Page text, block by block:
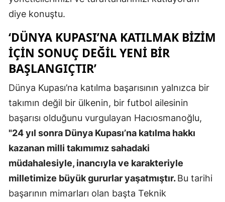
Manisa
Muş
Nevşehir
Ordu
diye konuştu.
‘DÜNYA KUPASI’NA KATILMAK BIZIM
IÇIN SONUÇ DEĞIL YENI BIR
BAŞLANGIÇTIR’
Dünya Kupası’na katılma başarısının yalnızca bir
takımın değil bir ülkenin, bir futbol ailesinin
başarısı olduğunu vurgulayan Hacıosmanoğlu,
"24 yıl sonra Dünya Kupası’na katılma hakkı
kazanan milli takımımız sahadaki
müdahalesiyle, inancıyla ve karakteriyle
milletimize büyük gururlar yaşatmıştır.Bu tarihi
başarının mimarları olan başta Teknik